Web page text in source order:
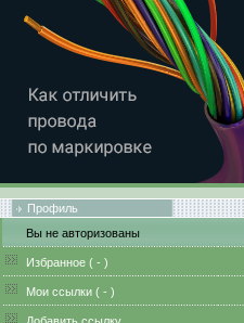
Профиль
Вы не авторизованы
Избранное ( - )
Мои ссылки ( - )